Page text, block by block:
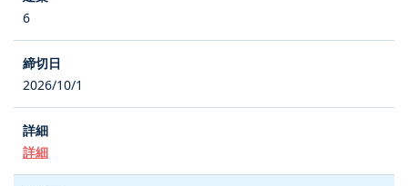
6
2026/10/1
詳細